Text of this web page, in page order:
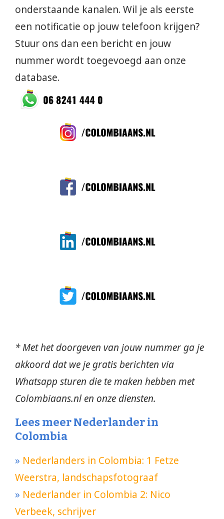
onderstaande kanalen. Wil je als eerste
een notificatie op jouw telefoon krijgen?
Stuur ons dan een bericht en jouw
nummer wordt toegevoegd aan onze
database.
* Met het doorgeven van jouw nummer ga je
akkoord dat we je gratis berichten via
Whatsapp sturen die te maken hebben met
Colombiaans.nl en onze diensten.
Lees meer Nederlander in
Colombia
» Nederlanders in Colombia: 1 Fetze
Weerstra, landschapsfotograaf
» Nederlander in Colombia 2: Nico
Verbeek, schrijver